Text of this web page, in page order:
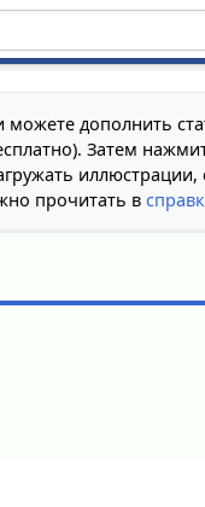
можете дополнить
Затем
прочитать в